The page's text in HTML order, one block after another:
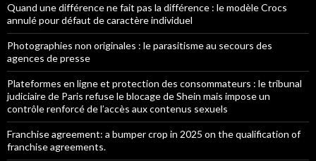
Quand une différence ne fait pas la différence : le modèle Crocs
annulé pour défaut de caractère individuel
Photographies non originales : le parasitisme au secours des
agences de presse
Plateformes en ligne et protection des consommateurs : le tribunal
judiciaire de Paris refuse le blocage de Shein mais impose un
contrôle renforcé de l’accès aux contenus sexuels
Franchise agreement: a bumper crop in 2025 on the qualification of
franchise agreements.